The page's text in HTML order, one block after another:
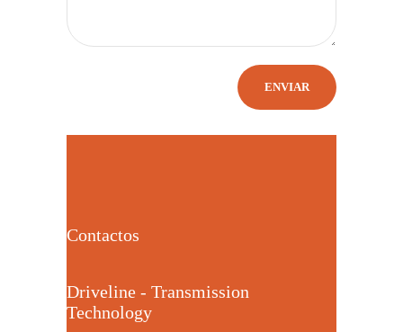
Contactos
Driveline - Transmission
Technology